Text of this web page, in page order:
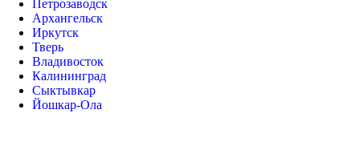
Петрозаводск
Архангельск
Иркутск
Тверь
Владивосток
Калининград
Сыктывкар
Йошкар-Ола